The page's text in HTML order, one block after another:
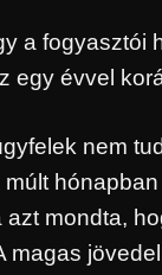
a fogyasztói
egy évvel
nem
mondta,
magas